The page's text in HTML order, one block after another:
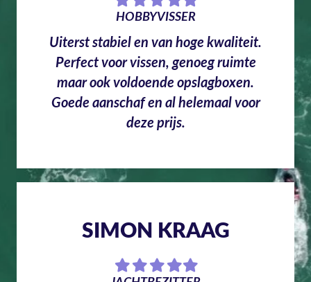
star
star
star
star
star
HOBBYVISSER
Uiterst stabiel en van hoge kwaliteit.
Perfect voor vissen, genoeg ruimte
maar ook voldoende opslagboxen.
Goede aanschaf en al helemaal voor
deze prijs.
SIMON KRAAG
Filled
star
Filled
star
Filled
star
Filled
star
Filled
star